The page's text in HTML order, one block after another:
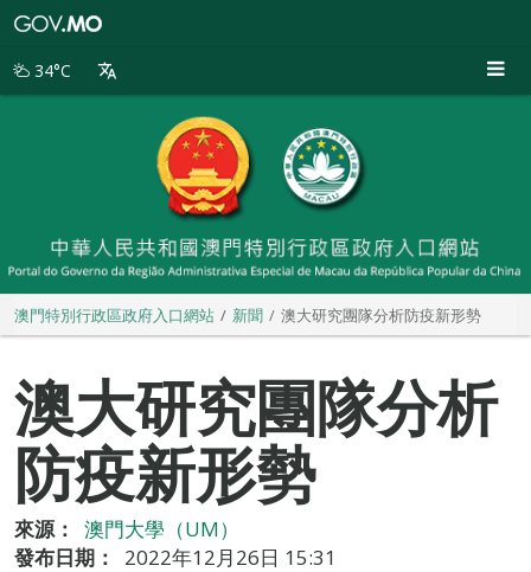
別
34°C
澳門特別行政區政府入口網站 新聞 澳大研究團隊分析防疫新形勢
澳大研究團隊分析
防疫新形勢
來源：
澳門大學（UM）
發布日期：
2022年12月26日 15:31